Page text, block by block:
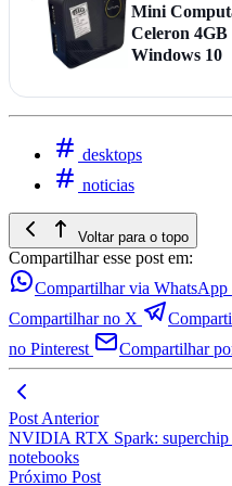
Mini
Celeron
Windows 10
desktops
noticias
Voltar para o topo
Compartilhar esse post em:
Compartilhar via WhatsApp
Compartilhar no X
no Pinterest
Compartilhar
Post Anterior
NVIDIA RTX Spark: superchip
notebooks
Próximo Post